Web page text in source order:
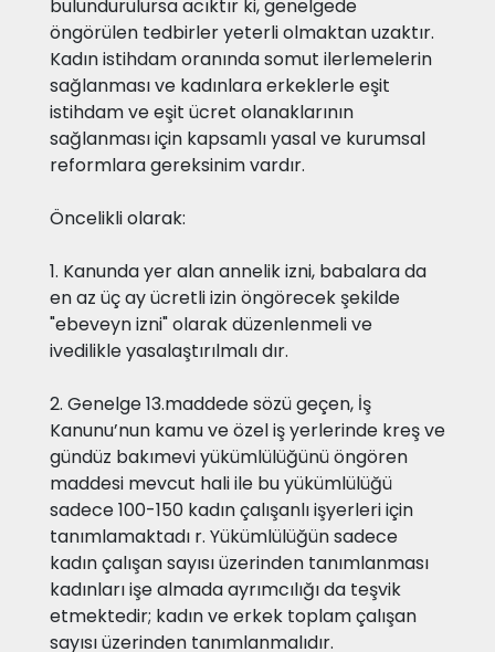
bulundurulursa acıktır ki, genelgede
öngörülen tedbirler yeterli olmaktan uzaktır.
Kadın istihdam oranında somut ilerlemelerin
sağlanması ve kadınlara erkeklerle eşit
istihdam ve eşit ücret olanaklarının
sağlanması için kapsamlı yasal ve kurumsal
reformlara gereksinim vardır.
Öncelikli olarak:
1. Kanunda yer alan annelik izni, babalara da
en az üç ay ücretli izin öngörecek şekilde
"ebeveyn izni" olarak düzenlenmeli ve
ivedilikle yasalaştırılmalı dır.
2. Genelge 13.maddede sözü geçen, İş
Kanunu’nun kamu ve özel iş yerlerinde kreş ve
gündüz bakımevi yükümlülüğünü öngören
maddesi mevcut hali ile bu yükümlülüğü
sadece 100-150 kadın çalışanlı işyerleri için
tanımlamaktadı r. Yükümlülüğün sadece
kadın çalışan sayısı üzerinden tanımlanması
kadınları işe almada ayrımcılığı da teşvik
etmektedir; kadın ve erkek toplam çalışan
sayısı üzerinden tanımlanmalıdır.